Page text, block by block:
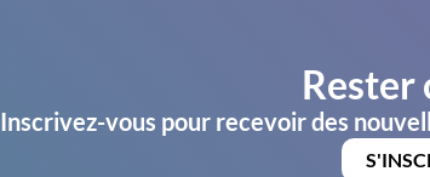
Rester
Inscrivez-vous pour recevoir des